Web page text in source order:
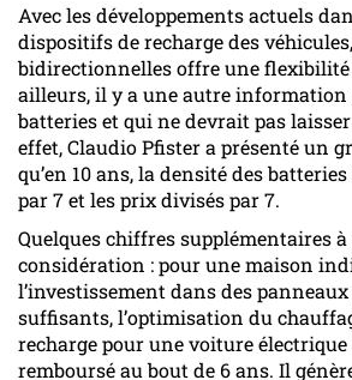
Avec les développements actuels
dispositifs de recharge des
bidirectionnelles offre une flexibilité
ailleurs, il y a une autre information
batteries et qui ne devrait pas
effet, Claudio Pfister a présenté un
qu’en 10 ans, la densité des
par 7 et les prix divisés par 7.
Quelques chiffres supplémentaires
considération : pour une maison
l’investissement dans des
suffisants, l’optimisation du
recharge pour une voiture électrique
remboursé au bout de 6 ans. Il